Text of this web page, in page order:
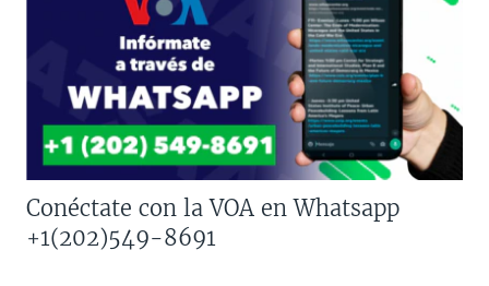
Conéctate con la VOA en Whatsapp
+1(202)549-8691